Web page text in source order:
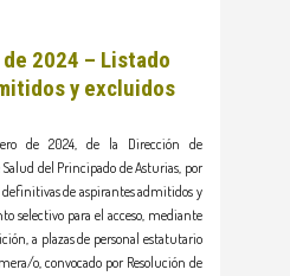
2024 – Listado
y excluidos
de 2024, de la Dirección de
del Principado de Asturias, por
definitivas de aspirantes admitidos y
selectivo para el acceso, mediante
a plazas de personal estatutario
o, convocado por Resolución de